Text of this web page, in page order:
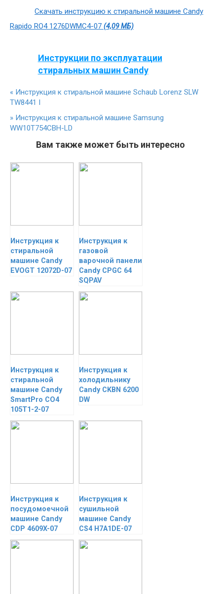
Скачать инструкцию к стиральной машине Candy
Rapido RO4 1276DWMC4-07 (4,09 МБ)
Инструкции по эксплуатации
стиральных машин Candy
« Инструкция к стиральной машине Schaub Lorenz SLW
TW8441 I
» Инструкция к стиральной машине Samsung
WW10T754CBH-LD
Вам также может быть интересно
Инструкция к
стиральной
машине Candy
EVOGT 12072D-07
Инструкция к
газовой
варочной панели
Candy CPGC 64
SQPAV
Инструкция к
стиральной
машине Candy
SmartPro CO4
105T1-2-07
Инструкция к
холодильнику
Candy CKBN 6200
DW
Инструкция к
посудомоечной
машине Candy
CDP 4609X-07
Инструкция к
сушильной
машине Candy
CS4 H7A1DE-07